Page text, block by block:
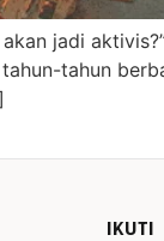
jadi
tahun
IKUTI